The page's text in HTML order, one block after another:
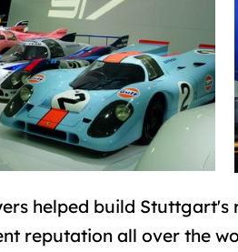
helped build
reputation all over the